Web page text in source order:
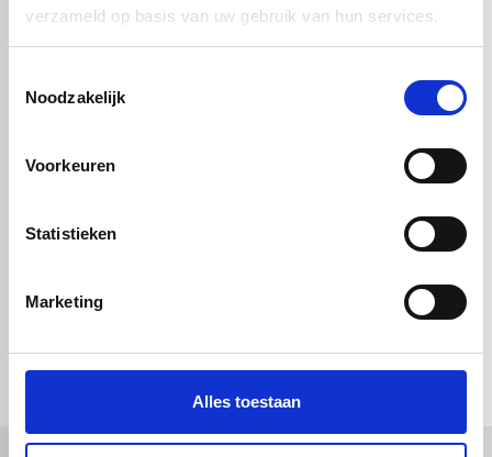
verzameld op basis van uw gebruik van hun services.
Noodzakelijk
Voorkeuren
Statistieken
Marketing
Alles toestaan
NATUREL
check_circleKlanten geven Vos Kunststoffen een9,0/10na2662 beoordelingen
check_circle2-5dagen levertijd